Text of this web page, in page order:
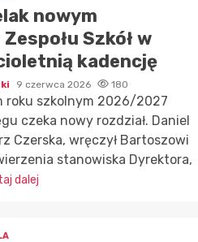
nowym
Szkół w
kadencję
9 czerwca 2026 180
roku szkolnym 2026/2027
czeka nowy rozdział. Daniel
Czerska, wręczył Bartoszowi
stanowiska Dyrektora,
dalej